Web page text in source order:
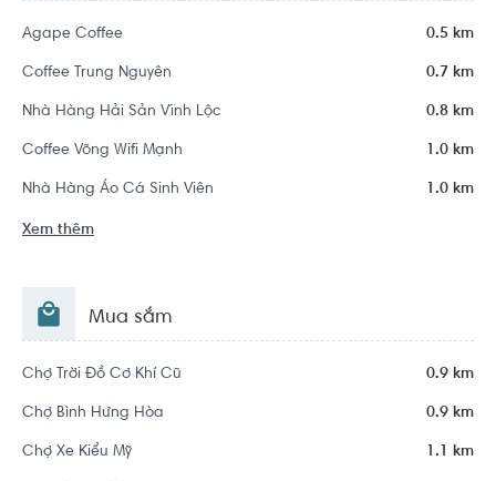
Agape Coffee 0.5 km
Coffee Trung Nguyên 0.7 km
Nhà Hàng Hải Sản Vĩnh Lộc 0.8 km
Coffee Võng Wifi Mạnh 1.0 km
Nhà Hàng Áo Cá Sinh Viên 1.0 km
Xem thêm
Mua sắm
Chợ Trời Đồ Cơ Khí Cũ 0.9 km
Chợ Bình Hưng Hòa 0.9 km
Chợ Xe Kiểu Mỹ 1.1 km